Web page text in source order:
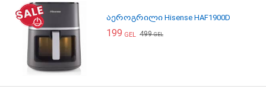
აეროგრილი Hisense HAF1900D
199 GEL 499GEL